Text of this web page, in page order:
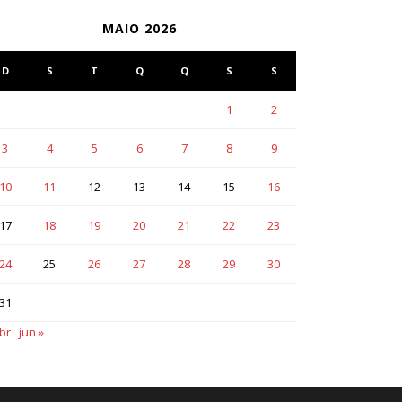
MAIO 2026
D S T Q Q S S
1 2
3 4 5 6 7 8 9
11 12 13 14 15 16
18 19 20 21 22 23
25 26 27 28 29 30
jun »